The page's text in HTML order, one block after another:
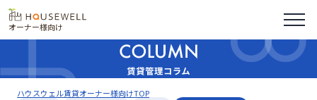
オーナー様向け
ハウスウェル賃貸オーナー様向けTOP